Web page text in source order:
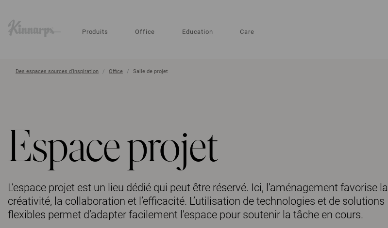
Produits Office Education Care
Des espaces sources d’inspiration Office Salle de projet
Espace projet
L’espace projet est un lieu dédié qui peut être réservé. Ici, l’aménagement favorise la
créativité, la collaboration et l’efficacité. L’utilisation de technologies et de solutions
flexibles permet d’adapter facilement l’espace pour soutenir la tâche en cours.